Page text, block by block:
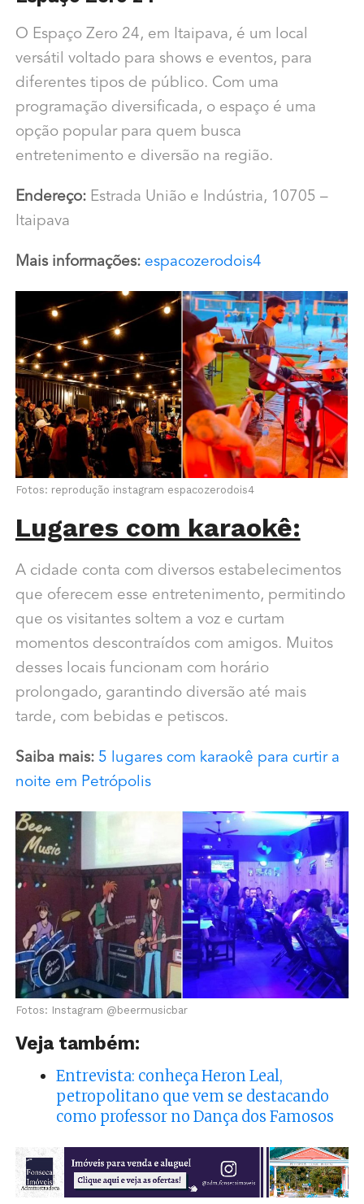
O Espaço Zero 24, em Itaipava, é um local
versátil voltado para shows e eventos, para
diferentes tipos de público. Com uma
programação diversificada, o espaço é uma
opção popular para quem busca
entretenimento e diversão na região.
Endereço: Estrada União e Indústria, 10705 –
Itaipava
Mais informações: espacozerodois4
Fotos: reprodução instagram espacozerodois4
Lugares com karaokê:
A cidade conta com diversos estabelecimentos
que oferecem esse entretenimento, permitindo
que os visitantes soltem a voz e curtam
momentos descontraídos com amigos. Muitos
desses locais funcionam com horário
prolongado, garantindo diversão até mais
tarde, com bebidas e petiscos.
Saiba mais: 5 lugares com karaokê para curtir a
noite em Petrópolis
Fotos: Instagram @beermusicbar
Veja também:
Entrevista: conheça Heron Leal,
petropolitano que vem se destacando
como professor no Dança dos Famosos